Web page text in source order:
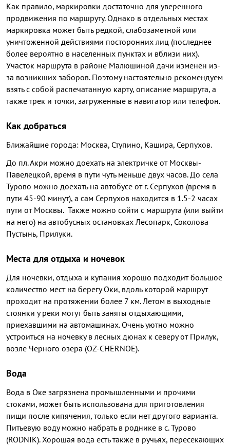
Как правило, маркировки достаточно для уверенного
продвижения по маршруту. Однако в отдельных местах
маркировка может быть редкой, слабозаметной или
уничтоженной действиями посторонних лиц (последнее
более вероятно в населенных пунктах и вблизи них).
Участок маршрута в районе Малюшиной дачи изменён из-
за возникших заборов. Поэтому настоятельно рекомендуем
взять с собой распечатанную карту, описание маршрута, а
также трек и точки, загруженные в навигатор или телефон.
Как добраться
Ближайшие города: Москва, Ступино, Кашира, Серпухов.
До пл. Акри можно доехать на электричке от Москвы-
Павелецкой, время в пути чуть меньше двух часов. До села
Турово можно доехать на автобусе от г. Серпухов (время в
пути 45-90 минут), а сам Серпухов находится в 1.5-2 часах
пути от Москвы. Также можно сойти с маршрута (или выйти
на него) на автобусных остановках Лесопарк, Соколова
Пустынь, Прилуки.
Места для отдыха и ночевок
Для ночевки, отдыха и купания хорошо подходит большое
количество мест на берегу Оки, вдоль которой маршрут
проходит на протяжении более 7 км. Летом в выходные
стоянки у реки могут быть заняты отдыхающими,
приехавшими на автомашинах. Очень уютно можно
устроиться на ночевку в лесных дюнах к северу от Прилук,
возле Черного озера (OZ-CHERNOE).
Вода
Вода в Оке загрязнена промышленными и прочими
стоками, может быть использована для приготовления
пищи после кипячения, только если нет другого варианта.
Питьевую воду можно набрать в роднике в с. Турово
(RODNIK). Хорошая вода есть также в ручьях, пересекающих